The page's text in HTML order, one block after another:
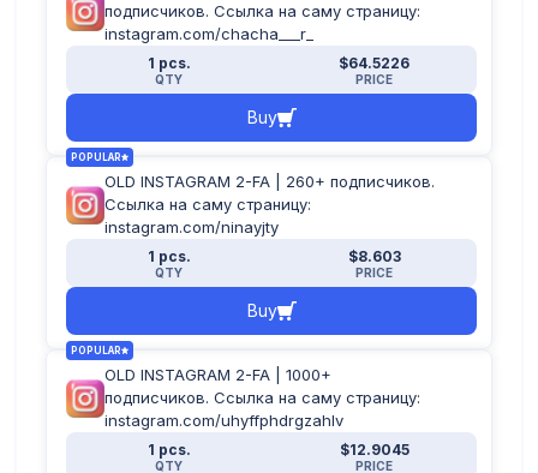
подписчиков. Ссылка на саму страницу:
instagram.com/chacha___r_
1 pcs.
QTY
$64.5226
PRICE
Buy
POPULAR
OLD INSTAGRAM 2-FA | 260+ подписчиков.
Ссылка на саму страницу:
instagram.com/ninayjty
1 pcs.
QTY
$8.603
PRICE
Buy
POPULAR
OLD INSTAGRAM 2-FA | 1000+
подписчиков. Ссылка на саму страницу:
instagram.com/uhyffphdrgzahlv
1 pcs.
QTY
$12.9045
PRICE